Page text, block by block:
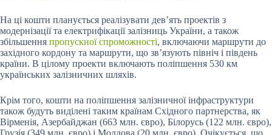
На ці кошти планується реалізувати дев’ять проектів з
модернізації та електрифікації залізниць України, а також
збільшення пропускної спроможності, включаючи маршрути до
західного кордону та маршрути, що зв’язують північ і південь
країни. В цілому проекти включають поліпшення 530 км
українських залізничних шляхів.
Крім того, кошти на поліпшення залізничної інфраструктури
також будуть виділені таким країнам Східного партнерства, як
Вірменія, Азербайджан (663 млн. євро), Білорусь (122 млн. євро),
Грузія (349 млн. євро) і Молдова (20 млн. євро). Очікується, що